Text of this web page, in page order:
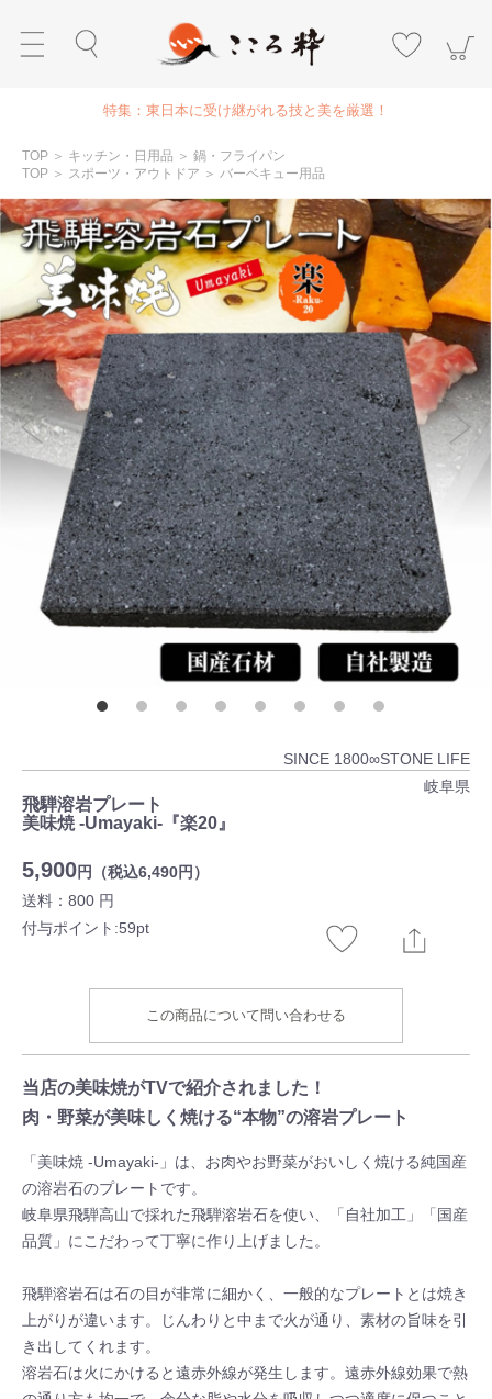
特集：東日本に受け継がれる技と美を厳選！
TOP ＞ キッチン・日用品 ＞ 鍋・フライパン
TOP ＞ スポーツ・アウトドア ＞ バーベキュー用品
SINCE 1800∞STONE LIFE
岐阜県
飛騨溶岩プレート
美味焼 -Umayaki-『楽20』
5,900円（税込6,490円）
送料：800 円
付与ポイント:59pt
この商品について問い合わせる
当店の美味焼がTVで紹介されました！
肉・野菜が美味しく焼ける“本物”の溶岩プレート
「美味焼 -Umayaki-」は、お肉やお野菜がおいしく焼ける純国産
の溶岩石のプレートです。
岐阜県飛騨高山で採れた飛騨溶岩石を使い、「自社加工」「国産
品質」にこだわって丁寧に作り上げました。
飛騨溶岩石は石の目が非常に細かく、一般的なプレートとは焼き
上がりが違います。じんわりと中まで火が通り、素材の旨味を引
き出してくれます。
溶岩石は火にかけると遠赤外線が発生します。遠赤外線効果で熱